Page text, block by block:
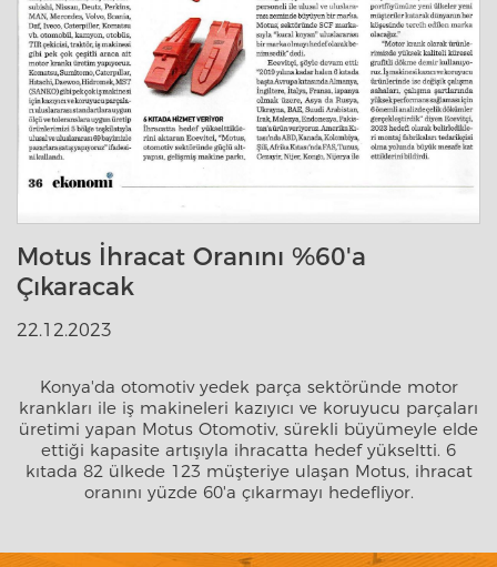
Motus İhracat Oranını %60'a
Çıkaracak
22.12.2023
Konya'da otomotiv yedek parça sektöründe motor
krankları ile iş makineleri kazıyıcı ve koruyucu parçaları
üretimi yapan Motus Otomotiv, sürekli büyümeyle elde
ettiği kapasite artışıyla ihracatta hedef yükseltti. 6
kıtada 82 ülkede 123 müşteriye ulaşan Motus, ihracat
oranını yüzde 60'a çıkarmayı hedefliyor.